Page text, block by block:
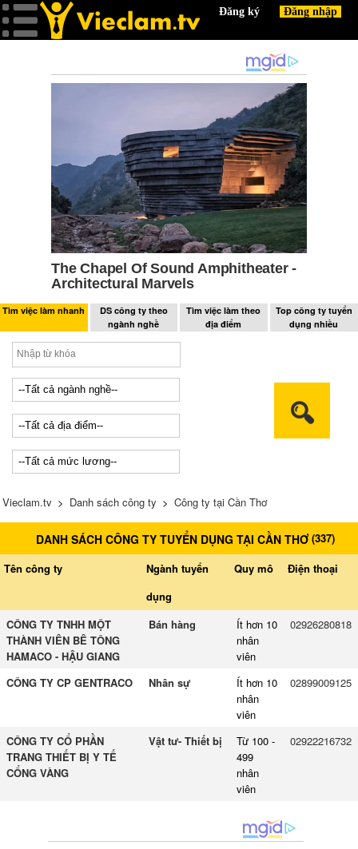
Tìm việc làm nhanh
DS công ty theo
ngành nghề
Tìm việc làm theo
địa điểm
Top công ty tuyển
dụng nhiều
Vieclam.tv > Danh sách công ty > Công ty tại Cần Thơ
DANH SÁCH CÔNG TY TUYỂN DỤNG TẠI CẦN THƠ(337)
Tên công ty
Ngành tuyển
dụng
Quy mô Điện thoại
CÔNG TY TNHH MỘT
THÀNH VIÊN BÊ TÔNG
HAMACO - HẬU GIANG
Bán hàng
Ít hơn 10
nhân
viên
02926280818
CÔNG TY CP GENTRACO Nhân sự
Ít hơn 10
nhân
viên
02899009125
CÔNG TY CỔ PHẦN
TRANG THIẾT BỊ Y TẾ
CỔNG VÀNG
Vật tư- Thiết bị
Từ 100 -
499
nhân
viên
02922216732